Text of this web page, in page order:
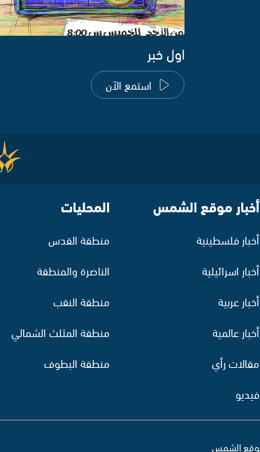
اول خبر
استمع الآن
أخبار موقع الشمس
أخبار فلسطينية
أخبار اسرائيلية
أخبار عربية
أخبار عالمية
مقالات رأي
فيديو
المحليات
منطقة القدس
الناصرة والمنطقة
منطقة النقب
منطقة المثلث الشمالي
منطقة البطوف